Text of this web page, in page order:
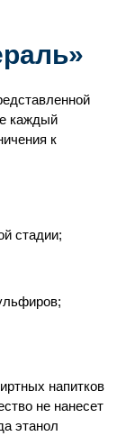
каждый
к
стадии;
напитков
не нанесет
этанол